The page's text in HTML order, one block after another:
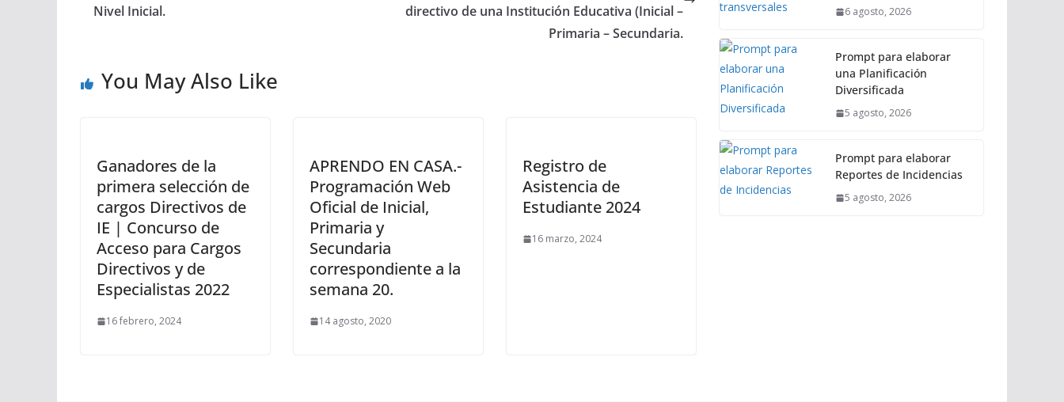
Nivel Inicial.
directivo de una Institución Educativa (Inicial –
Primaria – Secundaria.
You May Also Like
Ganadores de la
primera selección de
cargos Directivos de
IE | Concurso de
Acceso para Cargos
Directivos y de
Especialistas 2022
16 febrero, 2024
APRENDO EN CASA.-
Programación Web
Oficial de Inicial,
Primaria y
Secundaria
correspondiente a la
semana 20.
14 agosto, 2020
Registro de
Asistencia de
Estudiante 2024
16 marzo, 2024
6 agosto, 2026
Prompt para elaborar
una Planificación
Diversificada
5 agosto, 2026
Prompt para elaborar
Reportes de Incidencias
5 agosto, 2026